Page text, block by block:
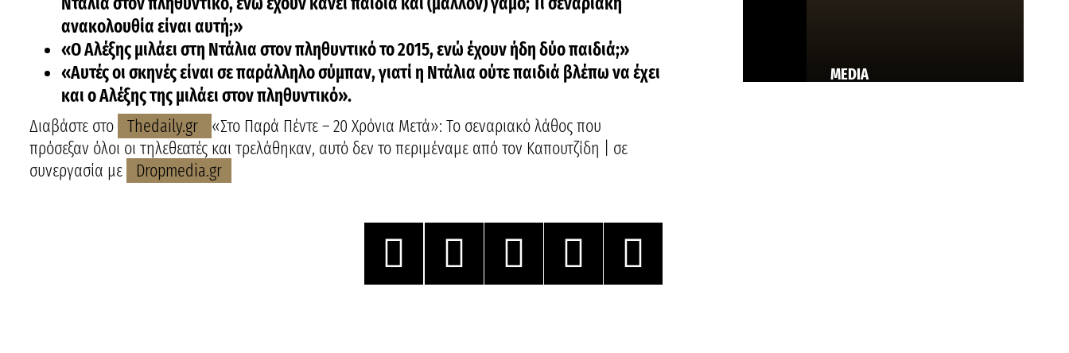
ανακολουθία είναι αυτή;»
«Ο Αλέξης μιλάει στη Ντάλια στον πληθυντικό το 2015, ενώ έχουν ήδη δύο παιδιά;»
«Αυτές οι σκηνές είναι σε παράλληλο σύμπαν, γιατί η Ντάλια ούτε παιδιά βλέπω να έχει
και ο Αλέξης της μιλάει στον πληθυντικό».
Διαβάστε στο Thedaily.gr
«Στο Παρά Πέντε – 20 Χρόνια Μετά»: Το σεναριακό λάθος που
πρόσεξαν όλοι οι τηλεθεατές και τρελάθηκαν, αυτό δεν το περιμέναμε από τον Καπουτζίδη | σε
συνεργασία με
Dropmedia.gr
MEDIA